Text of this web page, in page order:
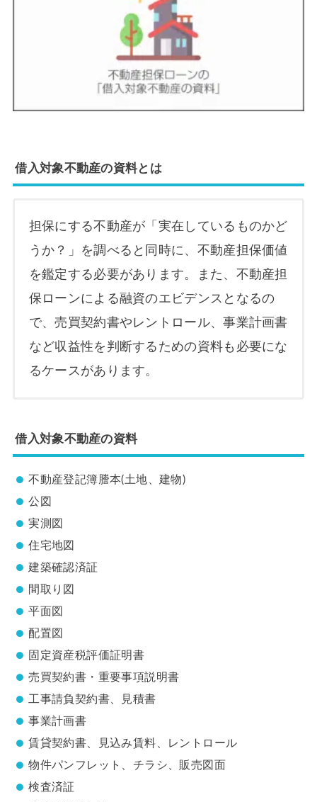
借入対象不動産の資料とは
担保にする不動産が「実在しているものかど
うか？」を調べると同時に、不動産担保価値
を鑑定する必要があります。また、不動産担
保ローンによる融資のエビデンスとなるの
で、売買契約書やレントロール、事業計画書
など収益性を判断するための資料も必要にな
るケースがあります。
借入対象不動産の資料
不動産登記簿謄本(土地、建物)
公図
実測図
住宅地図
建築確認済証
間取り図
平面図
配置図
固定資産税評価証明書
売買契約書・重要事項説明書
工事請負契約書、見積書
事業計画書
賃貸契約書、見込み賃料、レントロール
物件パンフレット、チラシ、販売図面
検査済証